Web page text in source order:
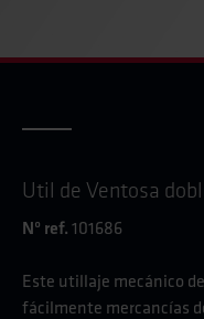
Util de Ventosa
Nº ref. 101686
Este utillaje mecánico
fácilmente mercancías